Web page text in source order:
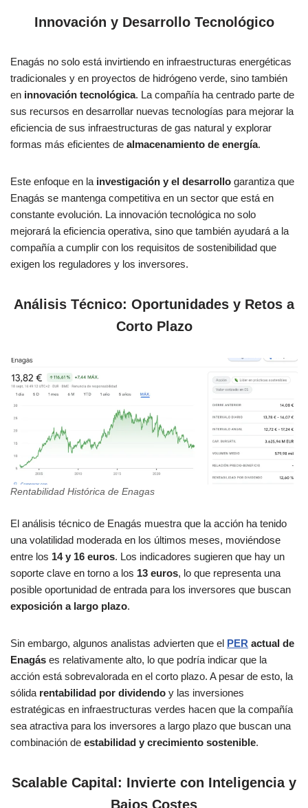
Innovación y Desarrollo Tecnológico
Enagás no solo está invirtiendo en infraestructuras energéticas
tradicionales y en proyectos de hidrógeno verde, sino también
en innovación tecnológica. La compañía ha centrado parte de
sus recursos en desarrollar nuevas tecnologías para mejorar la
eficiencia de sus infraestructuras de gas natural y explorar
formas más eficientes de almacenamiento de energía.
Este enfoque en la investigación y el desarrollo garantiza que
Enagás se mantenga competitiva en un sector que está en
constante evolución. La innovación tecnológica no solo
mejorará la eficiencia operativa, sino que también ayudará a la
compañía a cumplir con los requisitos de sostenibilidad que
exigen los reguladores y los inversores.
Análisis Técnico: Oportunidades y Retos a
Corto Plazo
Rentabilidad Histórica de Enagas
El análisis técnico de Enagás muestra que la acción ha tenido
una volatilidad moderada en los últimos meses, moviéndose
entre los 14 y 16 euros. Los indicadores sugieren que hay un
soporte clave en torno a los 13 euros, lo que representa una
posible oportunidad de entrada para los inversores que buscan
exposición a largo plazo.
Sin embargo, algunos analistas advierten que el PER actual de
Enagás es relativamente alto, lo que podría indicar que la
acción está sobrevalorada en el corto plazo. A pesar de esto, la
sólida rentabilidad por dividendo y las inversiones
estratégicas en infraestructuras verdes hacen que la compañía
sea atractiva para los inversores a largo plazo que buscan una
combinación de estabilidad y crecimiento sostenible.
Scalable Capital: Invierte con Inteligencia y
Bajos Costes